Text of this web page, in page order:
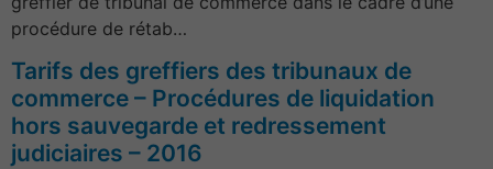
procédure de rétab…
Tarifs des greffiers des tribunaux de
commerce – Procédures de liquidation
hors sauvegarde et redressement
judiciaires – 2016